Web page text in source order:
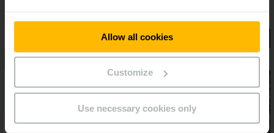
Allow all cookies
Customize
Use necessary cookies only